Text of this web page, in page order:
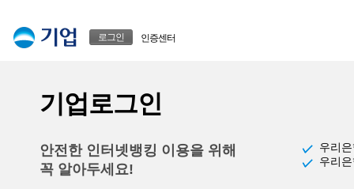
로그인 인증센터
기업로그인
안전한 인터넷뱅킹 이용을 위해
꼭 알아두세요!
우리
우리